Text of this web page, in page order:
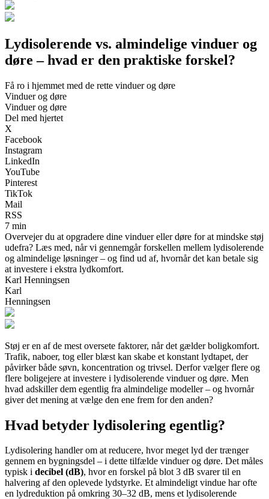
Lydisolerende vs. almindelige vinduer og
døre – hvad er den praktiske forskel?
Få ro i hjemmet med de rette vinduer og døre
Vinduer og døre
Vinduer og døre
Del med hjertet
X
Facebook
Instagram
LinkedIn
YouTube
Pinterest
TikTok
Mail
RSS
7 min
Overvejer du at opgradere dine vinduer eller døre for at mindske støj
udefra? Læs med, når vi gennemgår forskellen mellem lydisolerende
og almindelige løsninger – og find ud af, hvornår det kan betale sig
at investere i ekstra lydkomfort.
Karl Henningsen
Karl
Henningsen
Støj er en af de mest oversete faktorer, når det gælder boligkomfort.
Trafik, naboer, tog eller blæst kan skabe et konstant lydtapet, der
påvirker både søvn, koncentration og trivsel. Derfor vælger flere og
flere boligejere at investere i lydisolerende vinduer og døre. Men
hvad adskiller dem egentlig fra almindelige modeller – og hvornår
giver det mening at vælge den ene frem for den anden?
Hvad betyder lydisolering egentlig?
Lydisolering handler om at reducere, hvor meget lyd der trænger
gennem en bygningsdel – i dette tilfælde vinduer og døre. Det måles
typisk i decibel (dB), hvor en forskel på blot 3 dB svarer til en
halvering af den oplevede lydstyrke. Et almindeligt vindue har ofte
en lydreduktion på omkring 30–32 dB, mens et lydisolerende